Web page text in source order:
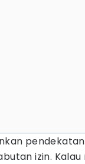
izin.